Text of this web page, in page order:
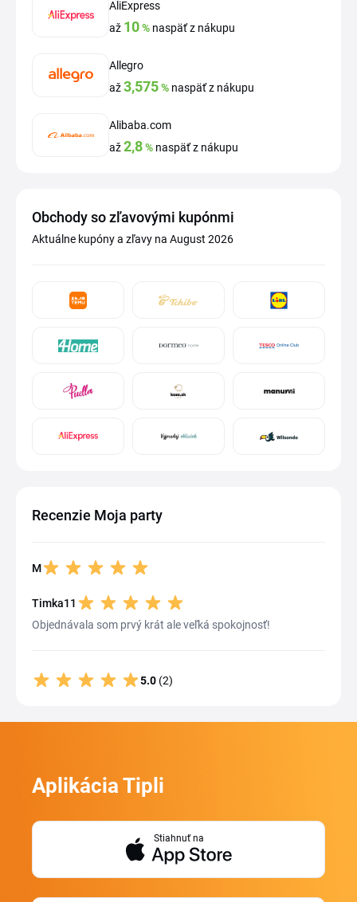
AliExpress
až 10% naspäť z nákupu
Allegro
až3,575% naspäť z nákupu
Alibaba.com
až2,8% naspäť z nákupu
Obchody so zľavovými kupónmi
Aktuálne kupóny a zľavy na August 2026
Recenzie Moja party
M
Timka11
Objednávala som prvý krát ale veľká spokojnosť!
5.0 (2)
Aplikácia Tipli
Stiahnuť na